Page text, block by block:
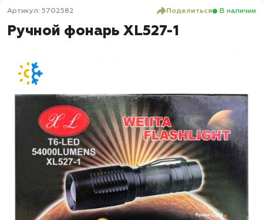
Артикул: 5702582 Поделиться В наличии
Ручной фонарь XL527-1